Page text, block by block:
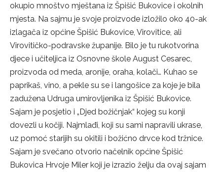
okupio mnoštvo mještana iz Špišić Bukovice i okolnih
mjesta. Na sajmu je svoje proizvode izložilo oko 40-ak
izlagača iz općine Špišić Bukovice, Virovitice, ali
Virovitičko-podravske županije. Bilo je tu rukotvorina
djece i učiteljica iz Osnovne škole August Cesarec,
proizvoda od meda, aronije, oraha, kolači… Kuhao se
paprikaš, vino, a pekle su se i langošice za koje je bila
zadužena Udruga umirovljenika iz Špišić Bukovice.
Sajam je posjetio i „Djed božičnjak“ kojeg su konji
dovezli u kočiji. Najmlađi, koji su sami napravili ukrase,
uz pomoć starijih su okitili i božićno drvce kod tržnice.
Sajam je svečano otvorio načelnik općine Špišić
Bukovica Hrvoje Miler koji je izrazio želju da ovaj sajam